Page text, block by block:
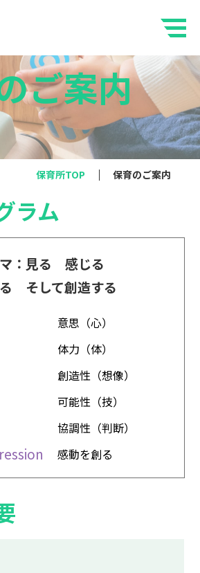
ご案内
保育所TOP 保育のご案内
ラム
：見る 感じる
そして創造する
意思（心）
体力（体）
創造性（想像）
可能性（技）
協調性（判断）
感動を創る